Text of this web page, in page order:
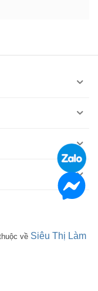
về Siêu Thị Làm